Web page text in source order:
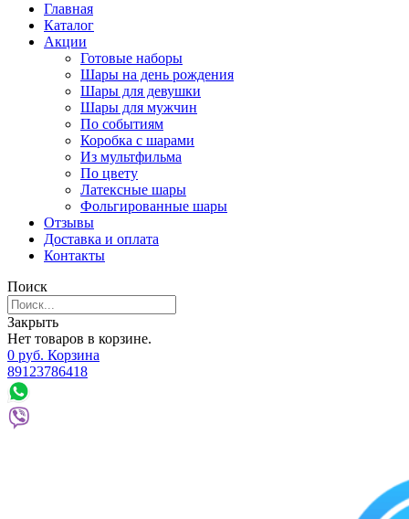
Главная
Каталог
Акции
Готовые наборы
Шары на день рождения
Шары для девушки
Шары для мужчин
По событиям
Коробка с шарами
Из мультфильма
По цвету
Латексные шары
Фольгированные шары
Отзывы
Доставка и оплата
Контакты
Поиск
Закрыть
Нет товаров в корзине.
0 руб. Корзина
89123786418